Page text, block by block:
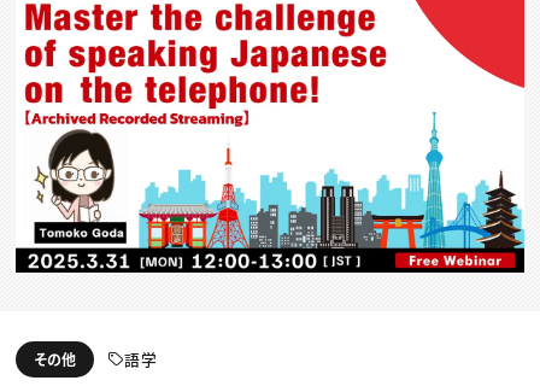
RECRUIT
クリエイター求人を探す
CREATIVE JOB求人検索
特集求人
採用説明会
転職支援サービス
CONTENTS
スキルアップしたい！
動画配信・映像制作
編集・ライティング
TOP Creator’s コラム トップ
Webクリエイター
セミナー
その他 語学